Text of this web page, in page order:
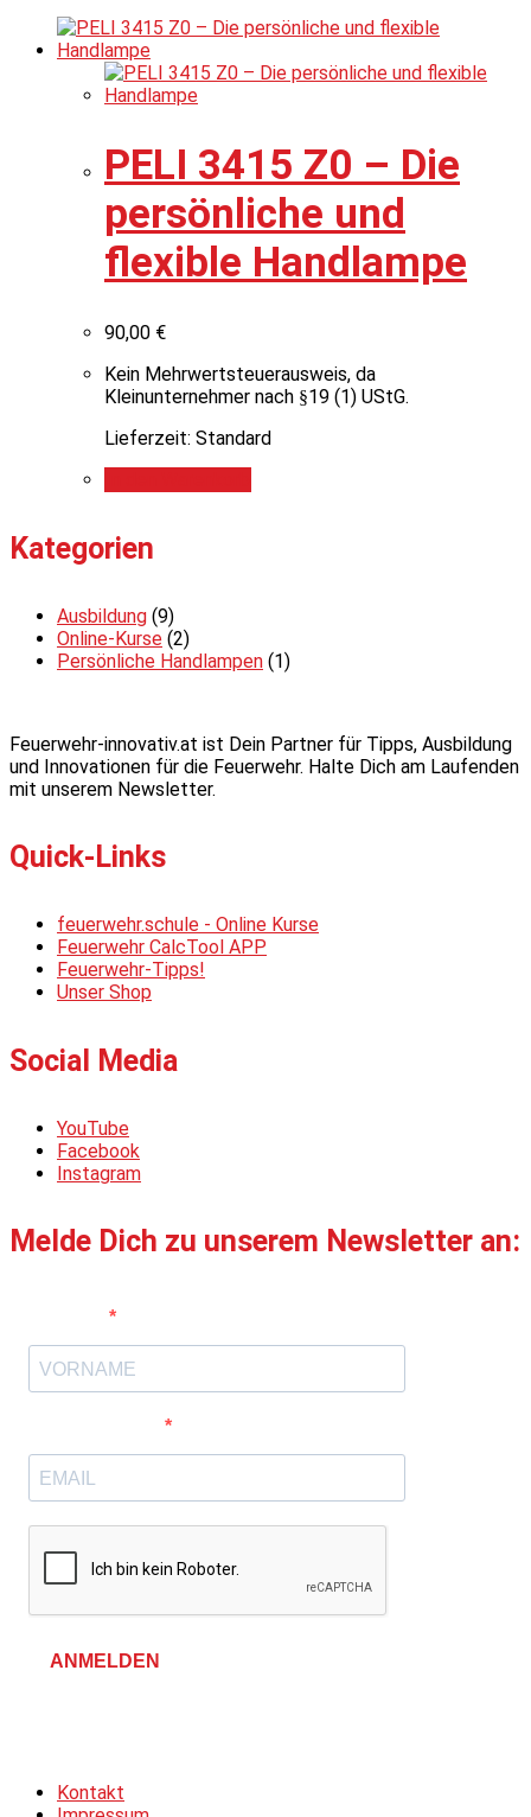
PELI 3415 Z0 – Die
persönliche und
flexible Handlampe
90,00 €
Kein Mehrwertsteuerausweis, da
Kleinunternehmer nach §19 (1) UStG.
Lieferzeit: Standard
Kategorien
Ausbildung (9)
Online-Kurse (2)
Persönliche Handlampen (1)
Feuerwehr-innovativ.at ist Dein Partner für Tipps, Ausbildung
und Innovationen für die Feuerwehr. Halte Dich am Laufenden
mit unserem Newsletter.
Quick-Links
feuerwehr.schule - Online Kurse
Feuerwehr CalcTool APP
Feuerwehr-Tipps!
Unser Shop
Social Media
YouTube
Facebook
Instagram
Melde Dich zu unserem Newsletter an:
ANMELDEN
Kontakt